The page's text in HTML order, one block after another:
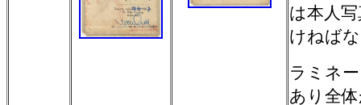
は本人
けねば
ラミネ
あり全